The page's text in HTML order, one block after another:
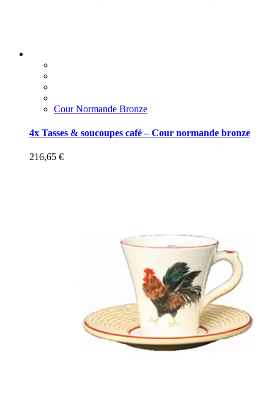
Cour Normande Bronze
4x Tasses & soucoupes café – Cour normande bronze
216,65 €